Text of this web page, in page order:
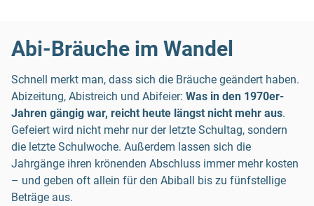
Abi-Bräuche im Wandel
Schnell merkt man, dass sich die Bräuche geändert haben.
Abizeitung, Abistreich und Abifeier: Was in den 1970er-
Jahren gängig war, reicht heute längst nicht mehr aus.
Gefeiert wird nicht mehr nur der letzte Schultag, sondern
die letzte Schulwoche. Außerdem lassen sich die
Jahrgänge ihren krönenden Abschluss immer mehr kosten
– und geben oft allein für den Abiball bis zu fünfstellige
Beträge aus.